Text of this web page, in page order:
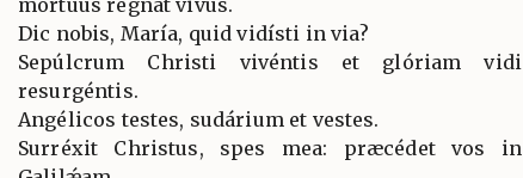
Dic nobis, María, quid vidísti in via?
Sepúlcrum Christi vivéntis et glóriam vidi
resurgéntis.
Angélicos testes, sudárium et vestes.
Surréxit Christus, spes mea: præcédet vos in